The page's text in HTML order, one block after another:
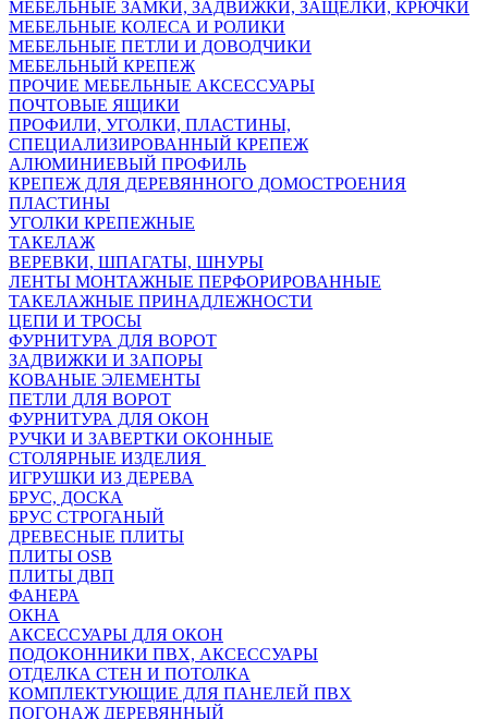
МЕБЕЛЬНЫЕ ЗАМКИ, ЗАДВИЖКИ, ЗАЩЕЛКИ, КРЮЧКИ
МЕБЕЛЬНЫЕ КОЛЕСА И РОЛИКИ
МЕБЕЛЬНЫЕ ПЕТЛИ И ДОВОДЧИКИ
МЕБЕЛЬНЫЙ КРЕПЕЖ
ПРОЧИЕ МЕБЕЛЬНЫЕ АКСЕССУАРЫ
ПОЧТОВЫЕ ЯЩИКИ
ПРОФИЛИ, УГОЛКИ, ПЛАСТИНЫ,
СПЕЦИАЛИЗИРОВАННЫЙ КРЕПЕЖ
АЛЮМИНИЕВЫЙ ПРОФИЛЬ
КРЕПЕЖ ДЛЯ ДЕРЕВЯННОГО ДОМОСТРОЕНИЯ
ПЛАСТИНЫ
УГОЛКИ КРЕПЕЖНЫЕ
ТАКЕЛАЖ
ВЕРЕВКИ, ШПАГАТЫ, ШНУРЫ
ЛЕНТЫ МОНТАЖНЫЕ ПЕРФОРИРОВАННЫЕ
ТАКЕЛАЖНЫЕ ПРИНАДЛЕЖНОСТИ
ЦЕПИ И ТРОСЫ
ФУРНИТУРА ДЛЯ ВОРОТ
ЗАДВИЖКИ И ЗАПОРЫ
КОВАНЫЕ ЭЛЕМЕНТЫ
ПЕТЛИ ДЛЯ ВОРОТ
ФУРНИТУРА ДЛЯ ОКОН
РУЧКИ И ЗАВЕРТКИ ОКОННЫЕ
СТОЛЯРНЫЕ ИЗДЕЛИЯ
ИГРУШКИ ИЗ ДЕРЕВА
БРУС, ДОСКА
БРУС СТРОГАНЫЙ
ДРЕВЕСНЫЕ ПЛИТЫ
ПЛИТЫ OSB
ПЛИТЫ ДВП
ФАНЕРА
ОКНА
АКСЕССУАРЫ ДЛЯ ОКОН
ПОДОКОННИКИ ПВХ, АКСЕССУАРЫ
ОТДЕЛКА СТЕН И ПОТОЛКА
КОМПЛЕКТУЮЩИЕ ДЛЯ ПАНЕЛЕЙ ПВХ
ПОГОНАЖ ДЕРЕВЯННЫЙ